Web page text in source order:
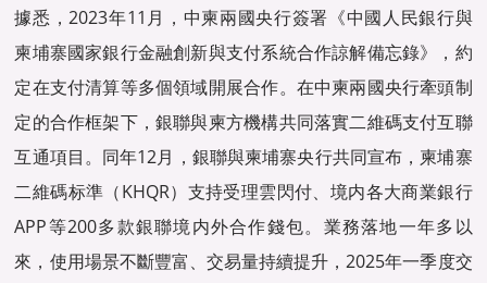
據悉，2023年11月，中柬兩國央行簽署《中國人民銀行與
柬埔寨國家銀行金融創新與支付系統合作諒解備忘錄》，約
定在支付清算等多個領域開展合作。在中柬兩國央行牽頭制
定的合作框架下，銀聯與柬方機構共同落實二維碼支付互聯
互通項目。同年12月，銀聯與柬埔寨央行共同宣布，柬埔寨
二維碼标準（KHQR）支持受理雲閃付、境内各大商業銀行
APP等200多款銀聯境内外合作錢包。業務落地一年多以
來，使用場景不斷豐富、交易量持續提升，2025年一季度交